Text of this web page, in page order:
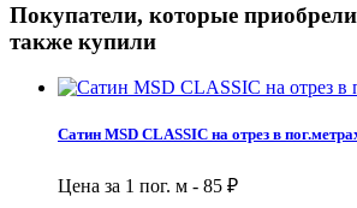
Покупатели, которые
также купили
Сатин MSD CLASSIC на отрез в
Цена за 1 пог. м - 85 ₽